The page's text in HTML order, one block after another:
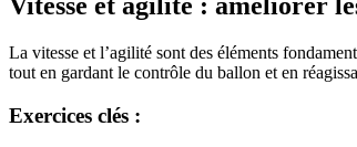
La vitesse et l’agilité sont des éléments
tout en gardant le contrôle du ballon et en
Exercices clés :